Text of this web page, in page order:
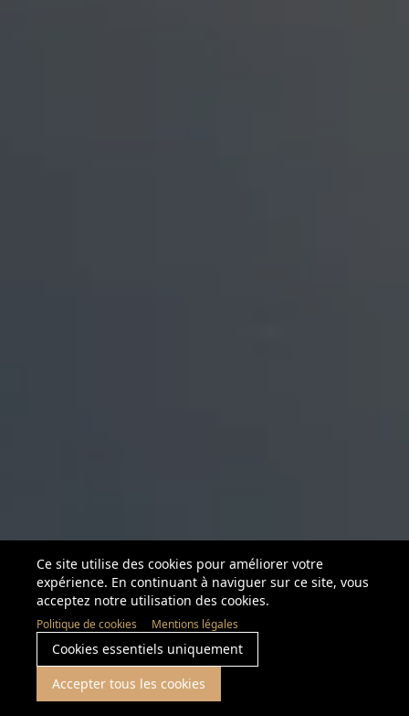
L'œil de l'experte : Marché
Ce site utilise des cookies pour améliorer votre
expérience. En continuant à naviguer sur ce site, vous
acceptez notre utilisation des cookies.
Politique de cookies Mentions légales
Cookies essentiels uniquement
Accepter tous les cookies